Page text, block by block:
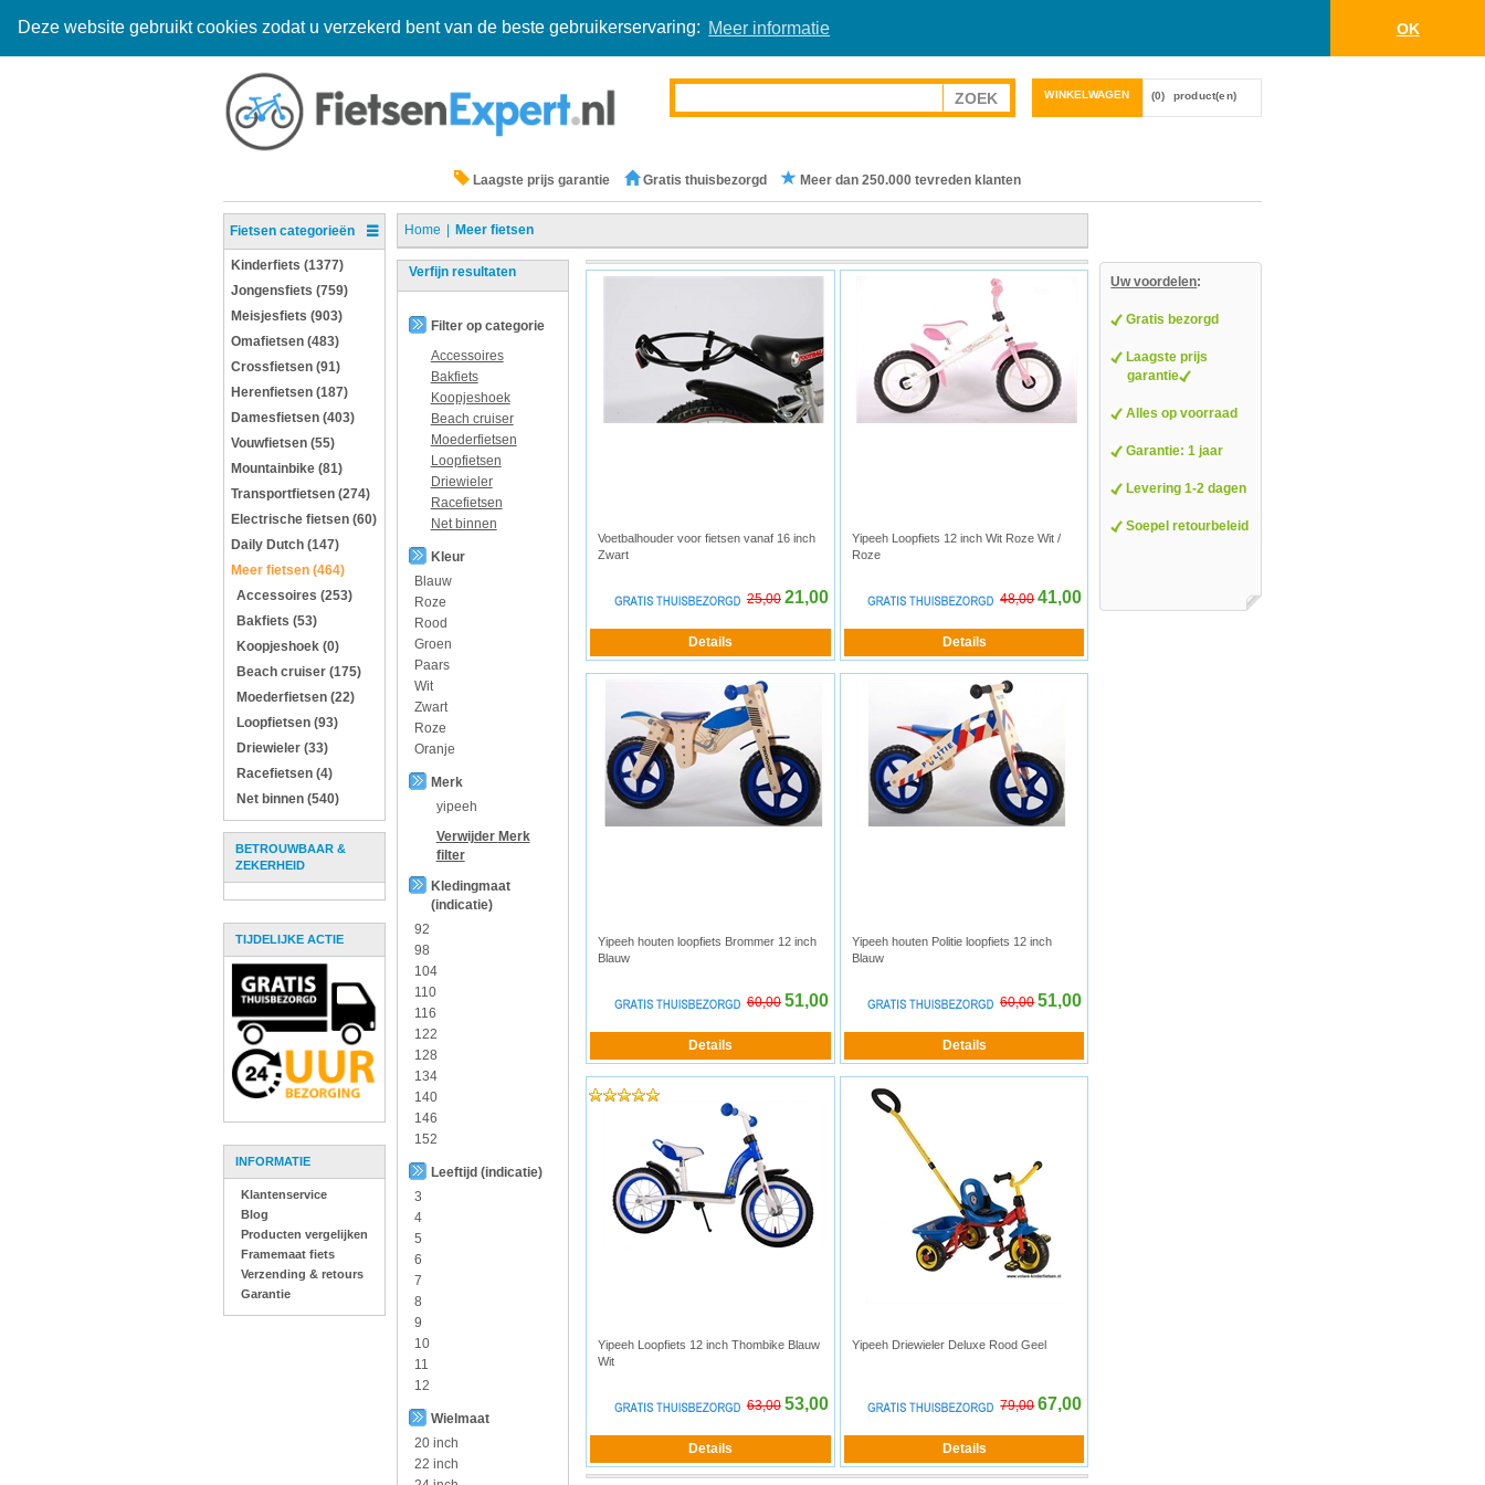
Deze website gebruikt cookies zodat u verzekerd bent van de beste gebruikerservaring: Meer informatie OK
WINKELWAGEN (0) product(en)
Laagste prijs garantie Gratis thuisbezorgd Meer dan 250.000 tevreden klanten
Fietsen categorieën
Kinderfiets (1377)
Jongensfiets (759)
Meisjesfiets (903)
Omafietsen (483)
Crossfietsen (91)
Herenfietsen (187)
Damesfietsen (403)
Vouwfietsen (55)
Mountainbike (81)
Transportfietsen (274)
Electrische fietsen (60)
Daily Dutch (147)
Meer fietsen (464)
Accessoires (253)
Bakfiets (53)
Koopjeshoek (0)
Beach cruiser (175)
Moederfietsen (22)
Loopfietsen (93)
Driewieler (33)
Racefietsen (4)
Net binnen (540)
BETROUWBAAR &
ZEKERHEID
TIJDELIJKE ACTIE
INFORMATIE
Klantenservice
Blog
Producten vergelijken
Framemaat fiets
Verzending & retours
Garantie
Home Meer fietsen
Verfijn resultaten
Filter op categorie
Accessoires
Bakfiets
Koopjeshoek
Beach cruiser
Moederfietsen
Loopfietsen
Driewieler
Racefietsen
Net binnen
Kleur
Blauw
Roze
Rood
Groen
Paars
Wit
Zwart
Roze
Oranje
Merk
yipeeh
Verwijder Merk
filter
Kledingmaat
(indicatie)
92
98
104
110
116
122
128
134
140
146
152
Leeftijd (indicatie)
3
4
5
6
7
8
9
10
11
12
Wielmaat
20 inch
22 inch
Voetbalhouder voor fietsen vanaf 16 inch
Zwart
25,00 21,00
Yipeeh Loopfiets 12 inch Wit Roze Wit /
Roze
48,00 41,00
Yipeeh houten loopfiets Brommer 12 inch
Blauw
60,00 51,00
Yipeeh houten Politie loopfiets 12 inch
Blauw
60,00 51,00
Yipeeh Loopfiets 12 inch Thombike Blauw
Wit
63,00 53,00
Yipeeh Driewieler Deluxe Rood Geel
79,00 67,00
Uw voordelen:
Gratis bezorgd
Laagste prijs
garantie
Alles op voorraad
Garantie: 1 jaar
Levering 1-2 dagen
Soepel retourbeleid